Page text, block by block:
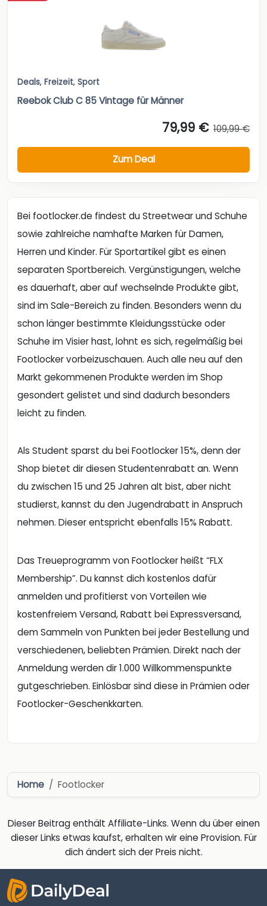
Deals, Freizeit, Sport
Reebok Club C 85 Vintage für Männer
79,99 € 109,99 €
Zum Deal
Bei footlocker.de findest du Streetwear und Schuhe
sowie zahlreiche namhafte Marken für Damen,
Herren und Kinder. Für Sportartikel gibt es einen
separaten Sportbereich. Vergünstigungen, welche
es dauerhaft, aber auf wechselnde Produkte gibt,
sind im Sale-Bereich zu finden. Besonders wenn du
schon länger bestimmte Kleidungsstücke oder
Schuhe im Visier hast, lohnt es sich, regelmäßig bei
Footlocker vorbeizuschauen. Auch alle neu auf den
Markt gekommenen Produkte werden im Shop
gesondert gelistet und sind dadurch besonders
leicht zu finden.
Als Student sparst du bei Footlocker 15%, denn der
Shop bietet dir diesen Studentenrabatt an. Wenn
du zwischen 15 und 25 Jahren alt bist, aber nicht
studierst, kannst du den Jugendrabatt in Anspruch
nehmen. Dieser entspricht ebenfalls 15% Rabatt.
Das Treueprogramm von Footlocker heißt “FLX
Membership”. Du kannst dich kostenlos dafür
anmelden und profitierst von Vorteilen wie
kostenfreiem Versand, Rabatt bei Expressversand,
dem Sammeln von Punkten bei jeder Bestellung und
verschiedenen, beliebten Prämien. Direkt nach der
Anmeldung werden dir 1.000 Willkommenspunkte
gutgeschrieben. Einlösbar sind diese in Prämien oder
Footlocker-Geschenkkarten.
Home Footlocker
Dieser Beitrag enthält Affiliate-Links. Wenn du über einen
dieser Links etwas kaufst, erhalten wir eine Provision. Für
dich ändert sich der Preis nicht.